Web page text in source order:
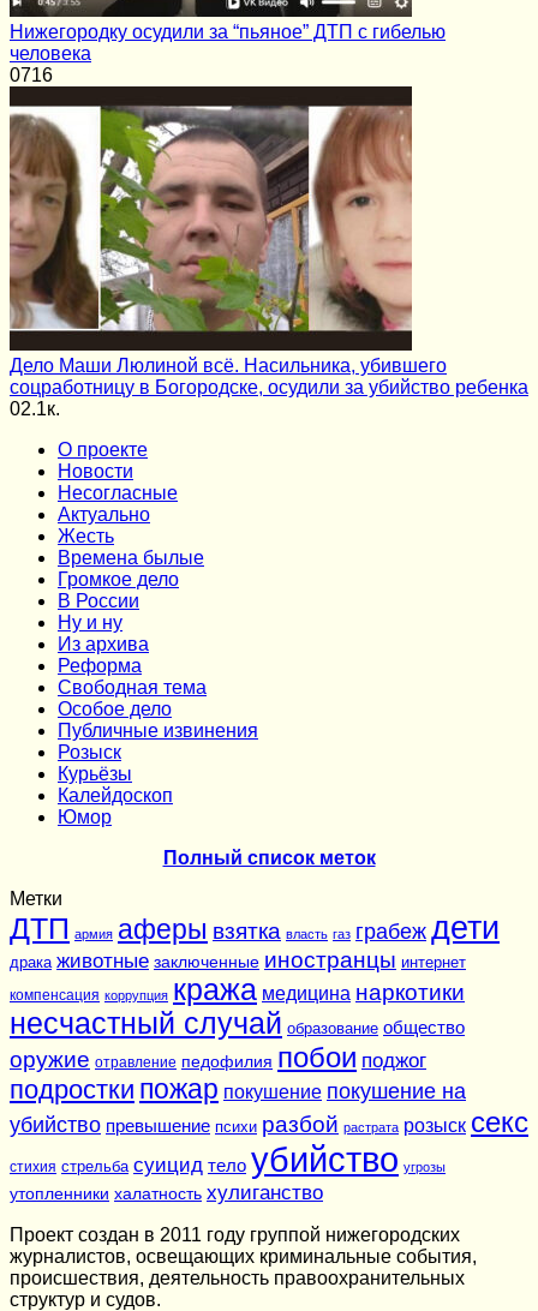
Нижегородку осудили за “пьяное” ДТП с гибелью
человека
0716
Дело Маши Люлиной всё. Насильника, убившего
соцработницу в Богородске, осудили за убийство ребенка
02.1к.
О проекте
Новости
Несогласные
Актуально
Жесть
Времена былые
Громкое дело
В России
Ну и ну
Из архива
Реформа
Cвободная тема
Особое дело
Публичные извинения
Розыск
Курьёзы
Калейдоскоп
Юмор
Полный список меток
Метки
ДТП армия аферы взятка власть газ грабеж дети
драка животные заключенные иностранцы интернет
компенсация коррупция кража медицина наркотики
несчастный случай образование общество
оружие отравление педофилия побои поджог
подростки пожар покушение покушение на
убийство превышение психи разбой растрата розыск секс
стихия стрельба суицид тело убийство угрозы
утопленники халатность хулиганство
Проект создан в 2011 году группой нижегородских
журналистов, освещающих криминальные события,
происшествия, деятельность правоохранительных
структур и судов.